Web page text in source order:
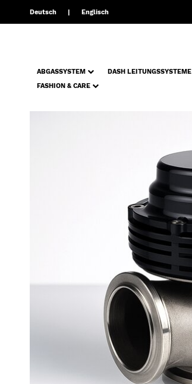
Deutsch Englisch
ABGASSYSTEM DASH LEITUNGSSYSTEME
FASHION & CARE